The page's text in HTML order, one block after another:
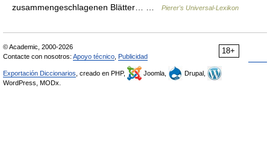
zusammengeschlagenen Blätter… …
Pierer's Universal-Lexikon
18+
© Academic, 2000-2026
Contacte con nosotros: Apoyo técnico Publicidad
Exportación Diccionarios , creado en PHP, Joomla,
Drupal,
WordPress, MODx.